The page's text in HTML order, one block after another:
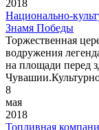
2018
Национально-
Знамя Победы
Торжественная
водружения
на площади перед
8
мая
2018
Топливная